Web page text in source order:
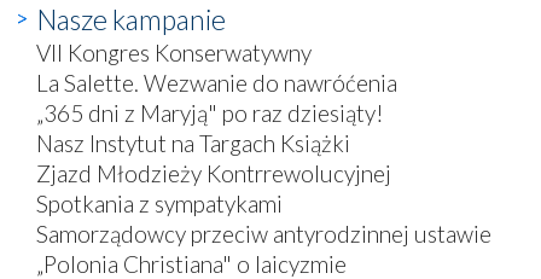
Nasze kampanie
VII Kongres Konserwatywny
La Salette. Wezwanie do nawróćenia
„365 dni z Maryją" po raz dziesiąty!
Nasz Instytut na Targach Książki
Zjazd Młodzieży Kontrrewolucyjnej
Spotkania z sympatykami
Samorządowcy przeciw antyrodzinnej ustawie
„Polonia Christiana" o laicyzmie